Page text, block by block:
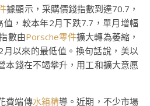
據顯示，采購價錢指數到達70.7，
，較本年2月下跌7.7，單月增幅
數由Porsche零件擴大轉為萎縮，
以來的最低值。換句話說，美以
本錢在不竭攀升，用工和擴大意愿
費端傳水箱精導。近期，不少市場